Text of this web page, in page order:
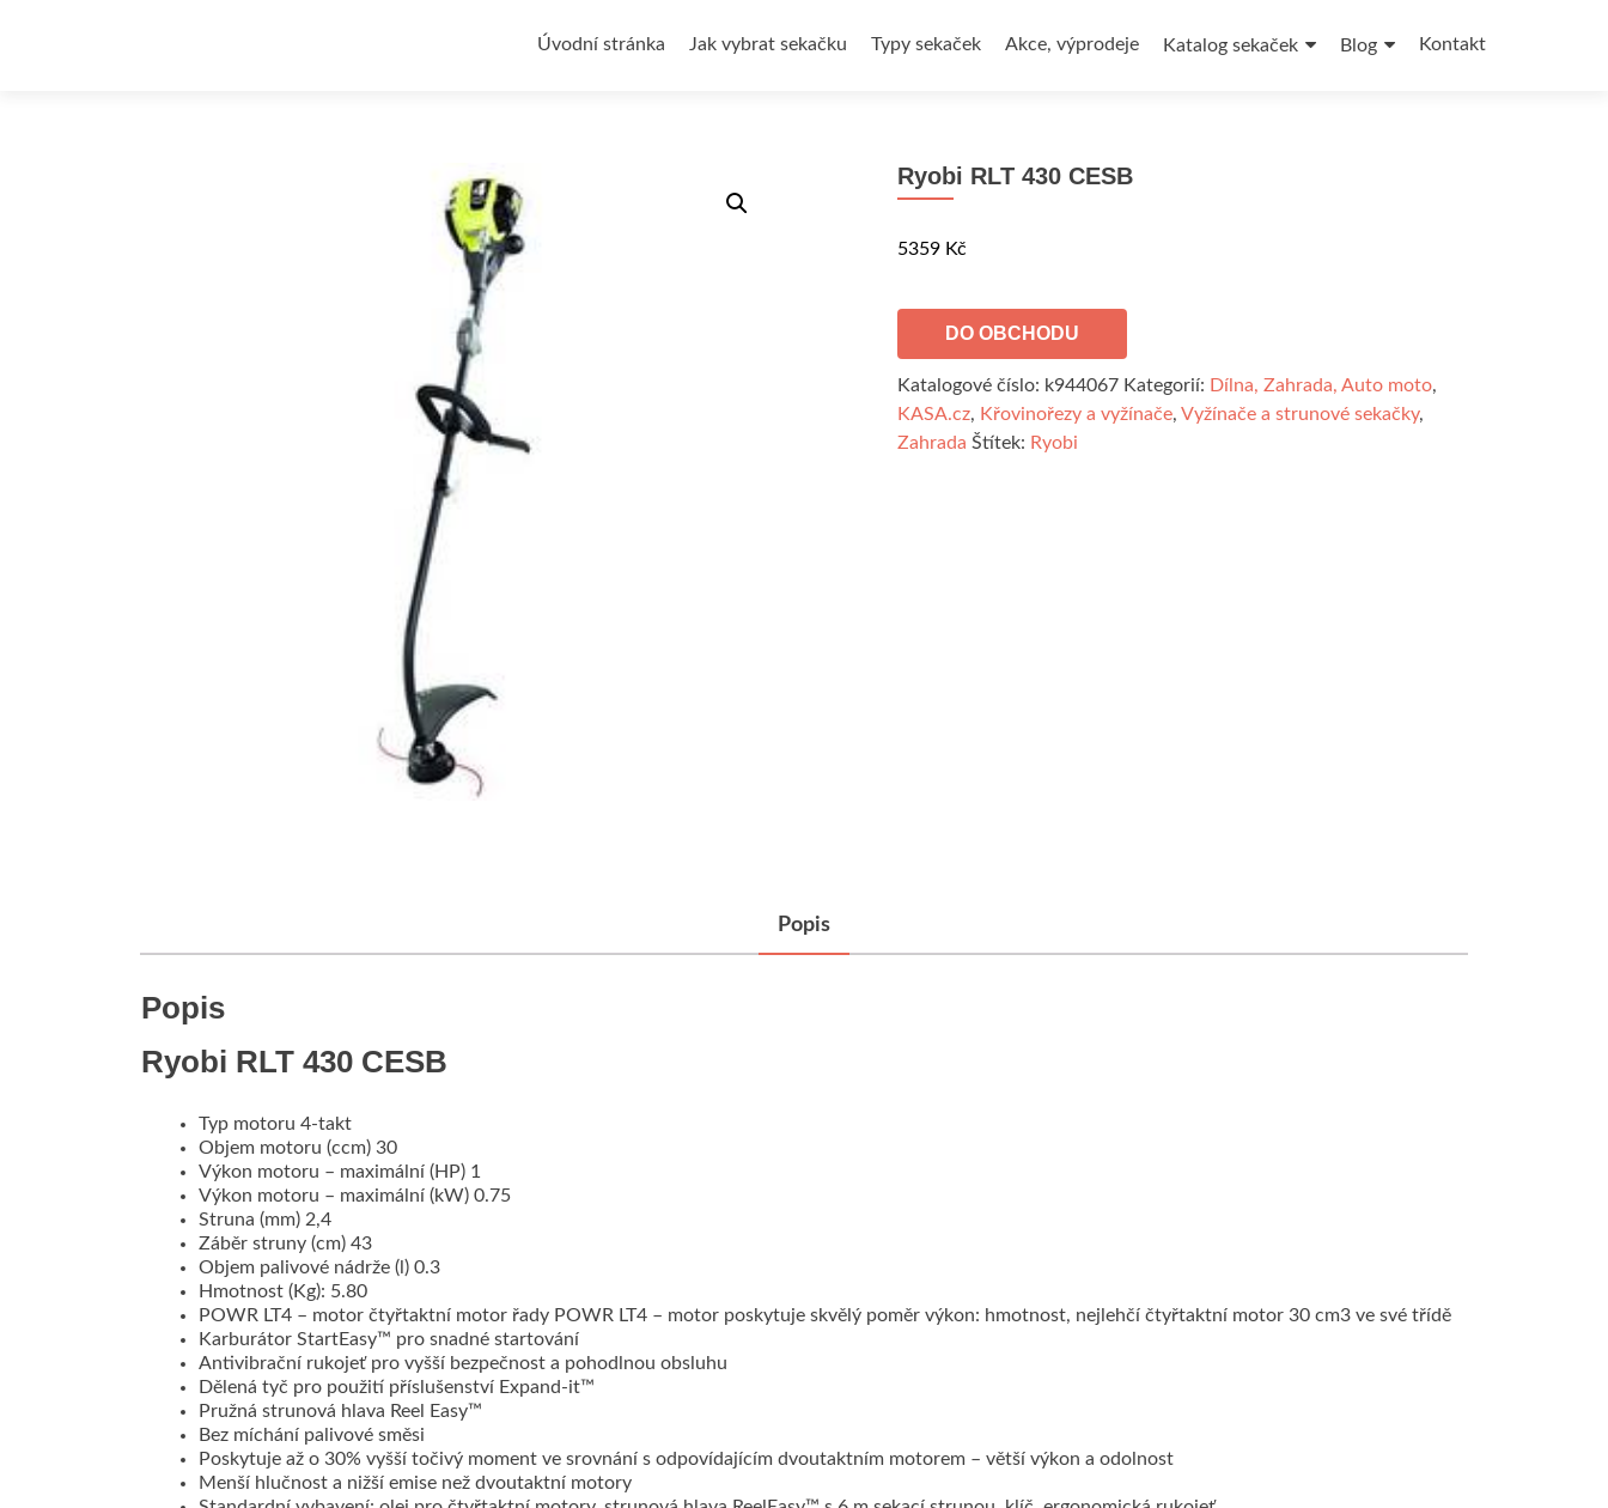
k
Úvodní stránka Jak vybrat sekačku Typy sekaček Akce, výprodeje Katalog sekaček Blog Kontakt
Ryobi RLT 430 CESB
5359 Kč
DO OBCHODU
Katalogové číslo: k944067 Kategorií: Dílna, Zahrada, Auto moto,
KASA.cz, Křovinořezy a vyžínače, Vyžínače a strunové sekačky,
Zahrada Štítek: Ryobi
Popis
Popis
Ryobi RLT 430 CESB
Typ motoru 4-takt
Objem motoru (ccm) 30
Výkon motoru – maximální (HP) 1
Výkon motoru – maximální (kW) 0.75
Struna (mm) 2,4
Záběr struny (cm) 43
Objem palivové nádrže (l) 0.3
Hmotnost (Kg): 5.80
POWR LT4 – motor čtyřtaktní motor řady POWR LT4 – motor poskytuje skvělý poměr výkon: hmotnost, nejlehčí čtyřtaktní motor 30 cm3 ve své třídě
Karburátor StartEasy™ pro snadné startování
Antivibrační rukojeť pro vyšší bezpečnost a pohodlnou obsluhu
Dělená tyč pro použití příslušenství Expand-it™
Pružná strunová hlava Reel Easy™
Bez míchání palivové směsi
Poskytuje až o 30% vyšší točivý moment ve srovnání s odpovídajícím dvoutaktním motorem – větší výkon a odolnost
Menší hlučnost a nižší emise než dvoutaktní motory